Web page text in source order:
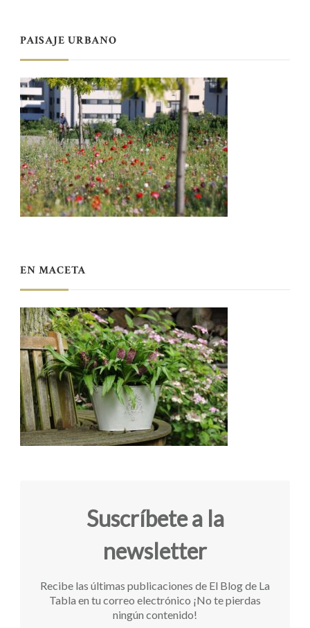
PAISAJE URBANO
EN MACETA
Suscríbete a la
newsletter
Recibe las últimas publicaciones de El Blog de La
Tabla en tu correo electrónico ¡No te pierdas
ningún contenido!